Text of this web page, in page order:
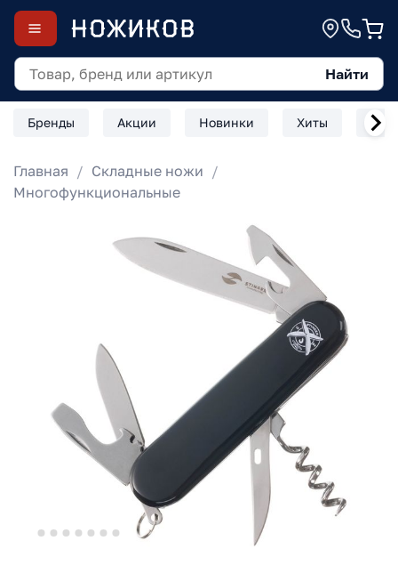
Найти
Бренды Акции Новинки Хиты
Главная
Складные ножи
Многофункциональные